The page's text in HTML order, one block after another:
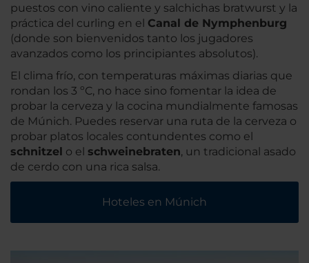
puestos con vino caliente y salchichas bratwurst y la
práctica del curling en el Canal de Nymphenburg
(donde son bienvenidos tanto los jugadores
avanzados como los principiantes absolutos).
El clima frío, con temperaturas máximas diarias que
rondan los 3 ºC, no hace sino fomentar la idea de
probar la cerveza y la cocina mundialmente famosas
de Múnich. Puedes reservar una ruta de la cerveza o
probar platos locales contundentes como el
schnitzel o el schweinebraten, un tradicional asado
de cerdo con una rica salsa.
Hoteles en Múnich